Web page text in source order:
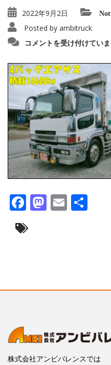
2022年9月2日 Not
Posted by ambitruck
は
コメントを受け付けてい
Facebook
Email
株式会社アンビバレンスでは